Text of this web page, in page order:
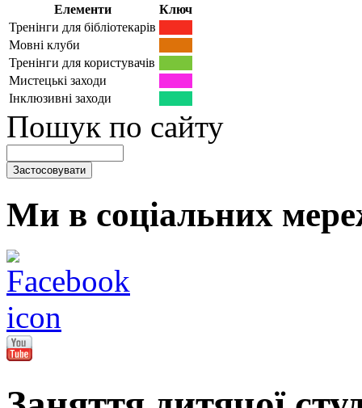
Елементи
Ключ
Тренінги для бібліотекарів
Мовні клуби
Тренінги для користувачів
Мистецькі заходи
Інклюзивні заходи
Пошук по сайту
Ми в соціальних